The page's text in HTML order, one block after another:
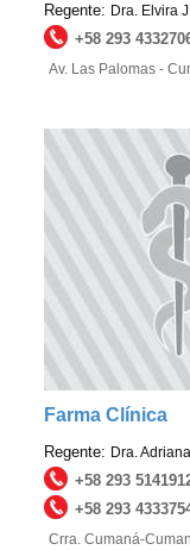
Regente: Dra. Elvira
+58 293
Av. Las Palomas -
Farma Clínica
Regente: Dra.
+58 293
+58 293
Crra. Cumaná-